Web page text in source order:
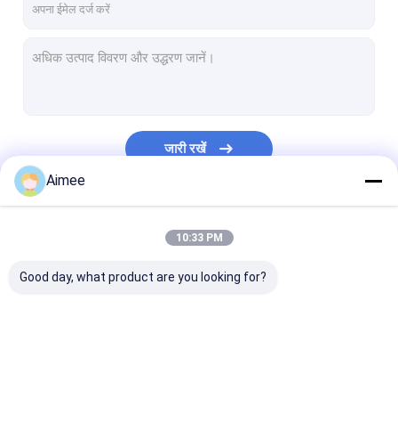
संपीड़ित बुना हुआ तार जाल
धातु कुशन डैम्पर्स
बुना तार
जारी रखें
Aimee
10:33 PM
Good day, what product are you looking for?